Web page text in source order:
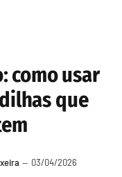
como usar
que
03/04/2026